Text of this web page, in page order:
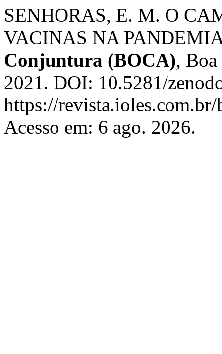
SENHORAS, E. M. O
VACINAS NA
Conjuntura (BOCA),
2021. DOI: 10.5281/
https://
Acesso em: 6 ago. 2026.